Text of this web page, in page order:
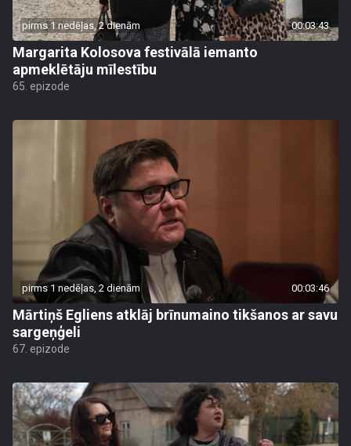
pirms 1 nedēļas, 2 dienām 00:03:43
Margarita Kolosova festivālā iemanto
apmeklētāju mīlestību
65. epizode
pirms 1 nedēļas, 2 dienām 00:03:46
Mārtiņš Egliens atklāj brīnumaino tikšanos ar savu
sargeņģeli
67. epizode